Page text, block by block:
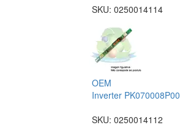
SKU: 0250014114
OEM
Inverter PK070008P00
SKU: 0250014112